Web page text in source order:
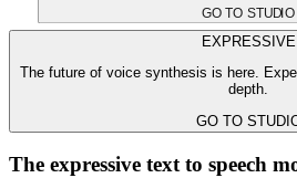
GO TO STUDIO
EXPRESSIVE
The future of voice synthesis is here.
depth.
GO TO
The expressive text to speech